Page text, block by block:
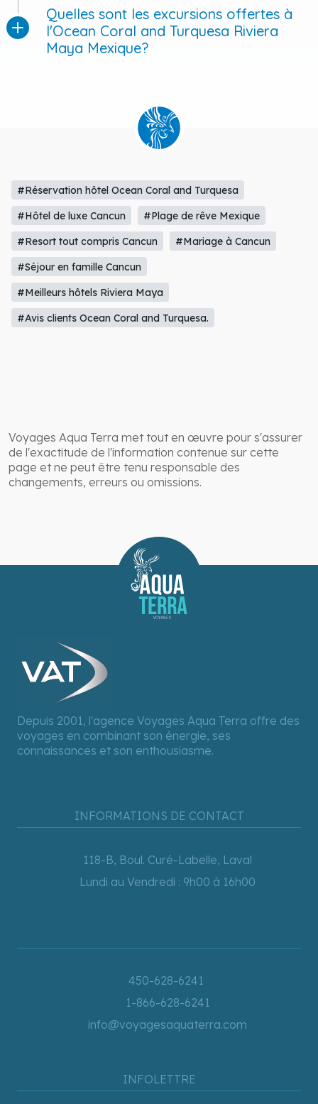
Quelles sont les excursions offertes à
l'Ocean Coral and Turquesa Riviera
Maya Mexique?
#Réservation hôtel Ocean Coral and Turquesa
#Hôtel de luxe Cancun
#Plage de rêve Mexique
#Resort tout compris Cancun
#Mariage à Cancun
#Séjour en famille Cancun
#Meilleurs hôtels Riviera Maya
#Avis clients Ocean Coral and Turquesa.
Voyages Aqua Terra met tout en œuvre pour s'assurer
de l'exactitude de l'information contenue sur cette
page et ne peut être tenu responsable des
changements, erreurs ou omissions.
Depuis 2001, l'agence Voyages Aqua Terra offre des
voyages en combinant son énergie, ses
connaissances et son enthousiasme.
INFORMATIONS DE CONTACT
118-B, Boul. Curé-Labelle, Laval
Lundi au Vendredi : 9h00 à 16h00
450-628-6241
1-866-628-6241
info@voyagesaquaterra.com
INFOLETTRE